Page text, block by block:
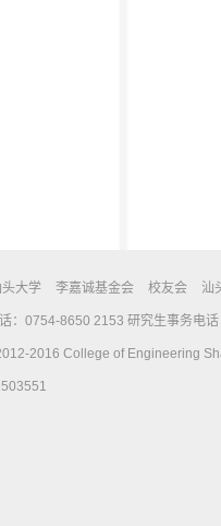
大学 李嘉诚基金会 校友会 汕
：0754-8650 2153 研究生事务电
2016 College of Engineering